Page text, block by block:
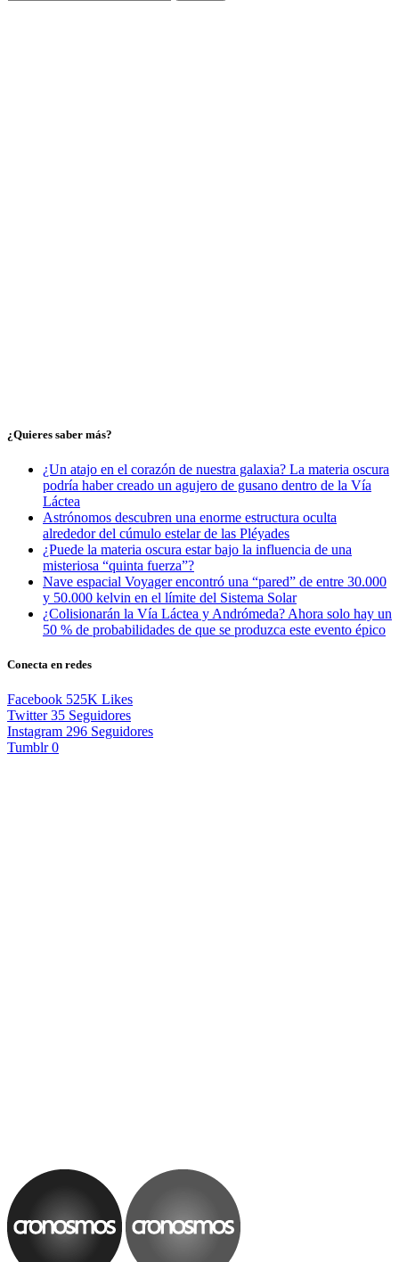
¿Quieres saber más?
¿Un atajo en el corazón de nuestra galaxia? La materia oscura
podría haber creado un agujero de gusano dentro de la Vía
Láctea
Astrónomos descubren una enorme estructura oculta
alrededor del cúmulo estelar de las Pléyades
¿Puede la materia oscura estar bajo la influencia de una
misteriosa “quinta fuerza”?
Nave espacial Voyager encontró una “pared” de entre 30.000
y 50.000 kelvin en el límite del Sistema Solar
¿Colisionarán la Vía Láctea y Andrómeda? Ahora solo hay un
50 % de probabilidades de que se produzca este evento épico
Conecta en redes
Facebook 525K Likes
Twitter 35 Seguidores
Instagram 296 Seguidores
Tumblr 0